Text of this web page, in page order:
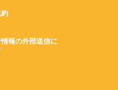
報の外部送信に